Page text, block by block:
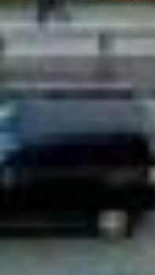
Кстати. Стоит ли говорить,
что ездить на такси
дороже, чем в
Хабаровске? Ведь при
назначении цены за
поездку учитываются
рельеф, пробки, погода,
количество машин и спрос
– отсюда практически
постоянно завышенная
стоимость.
Если есть дети, то коляску
оставить дома?
дети, будет очень сложно
передвигаться по городу.